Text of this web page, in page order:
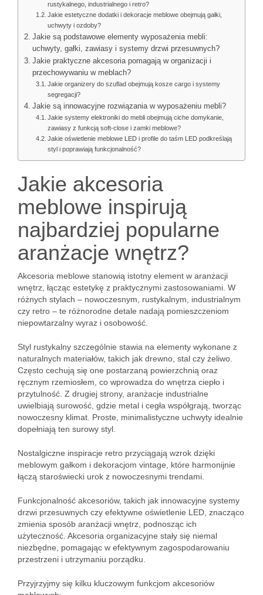
rustykalnego, industrialnego i retro?
Jakie estetyczne dodatki i dekoracje meblowe obejmują gałki,
uchwyty i ozdoby?
Jakie są podstawowe elementy wyposażenia mebli:
uchwyty, gałki, zawiasy i systemy drzwi przesuwnych?
Jakie praktyczne akcesoria pomagają w organizacji i
przechowywaniu w meblach?
Jakie organizery do szuflad obejmują kosze cargo i systemy
segregacji?
Jakie są innowacyjne rozwiązania w wyposażeniu mebli?
Jakie systemy elektroniki do mebli obejmują ciche domykanie,
zawiasy z funkcją soft-close i zamki meblowe?
Jakie oświetlenie meblowe LED i profile do taśm LED podkreślają
styl i poprawiają funkcjonalność?
Jakie akcesoria
meblowe inspirują
najbardziej popularne
aranżacje wnętrz?
Akcesoria meblowe stanowią istotny element w aranżacji
wnętrz, łącząc estetykę z praktycznymi zastosowaniami. W
różnych stylach – nowoczesnym, rustykalnym, industrialnym
czy retro – te różnorodne detale nadają pomieszczeniom
niepowtarzalny wyraz i osobowość.
Styl rustykalny szczególnie stawia na elementy wykonane z
naturalnych materiałów, takich jak drewno, stal czy żeliwo.
Często cechują się one postarzaną powierzchnią oraz
ręcznym rzemiosłem, co wprowadza do wnętrza ciepło i
przytulność. Z drugiej strony, aranżacje industrialne
uwielbiają surowość, gdzie metal i cegła współgrają, tworząc
nowoczesny klimat. Proste, minimalistyczne uchwyty idealnie
dopełniają ten surowy styl.
Nostalgiczne inspiracje retro przyciągają wzrok dzięki
meblowym gałkom i dekoracjom vintage, które harmonijnie
łączą staroświecki urok z nowoczesnymi trendami.
Funkcjonalność akcesoriów, takich jak innowacyjne systemy
drzwi przesuwnych czy efektywne oświetlenie LED, znacząco
zmienia sposób aranżacji wnętrz, podnosząc ich
użyteczność. Akcesoria organizacyjne stały się niemal
niezbędne, pomagając w efektywnym zagospodarowaniu
przestrzeni i utrzymaniu porządku.
Przyjrzyjmy się kilku kluczowym funkcjom akcesoriów